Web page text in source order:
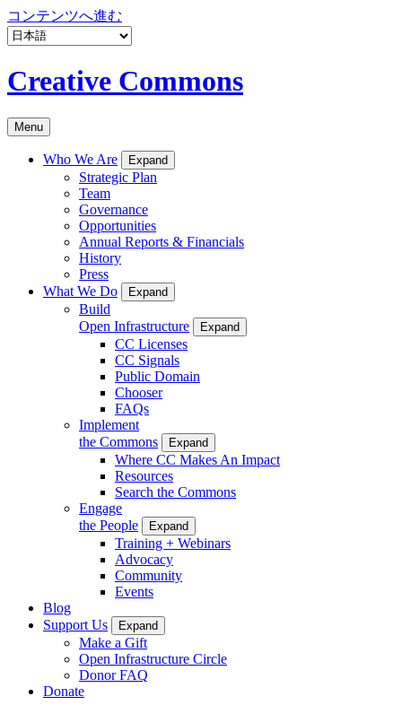
コンテンツへ進む
Creative Commons
Menu
Who We Are Expand
Strategic Plan
Team
Governance
Opportunities
Annual Reports & Financials
History
Press
What We Do
Expand
Build
Open Infrastructure
Expand
CC Licenses
CC Signals
Public Domain
Chooser
FAQs
Implement
the Commons
Expand
Where CC Makes An Impact
Resources
Search the Commons
Engage
the People
Expand
Training + Webinars
Advocacy
Community
Events
Blog
Support Us
Expand
Make a Gift
Open Infrastructure Circle
Donor FAQ
Donate